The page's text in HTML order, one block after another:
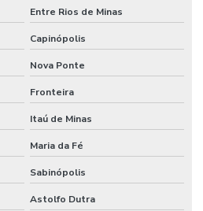
Entre Rios de Minas
Capinópolis
Nova Ponte
Fronteira
Itaú de Minas
Maria da Fé
Sabinópolis
Astolfo Dutra